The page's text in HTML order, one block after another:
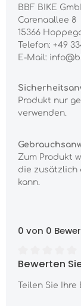
BBF BIKE
Carenaallee 8
15366
Telefon: +49
E-Mail:
Produkt nur
verwenden.
Zum Produkt
die zusätzlich
kann.
0 von 0
Bewerten
Teilen Sie